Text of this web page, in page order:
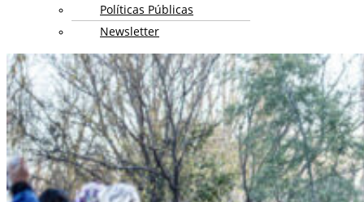
Políticas Públicas
Newsletter